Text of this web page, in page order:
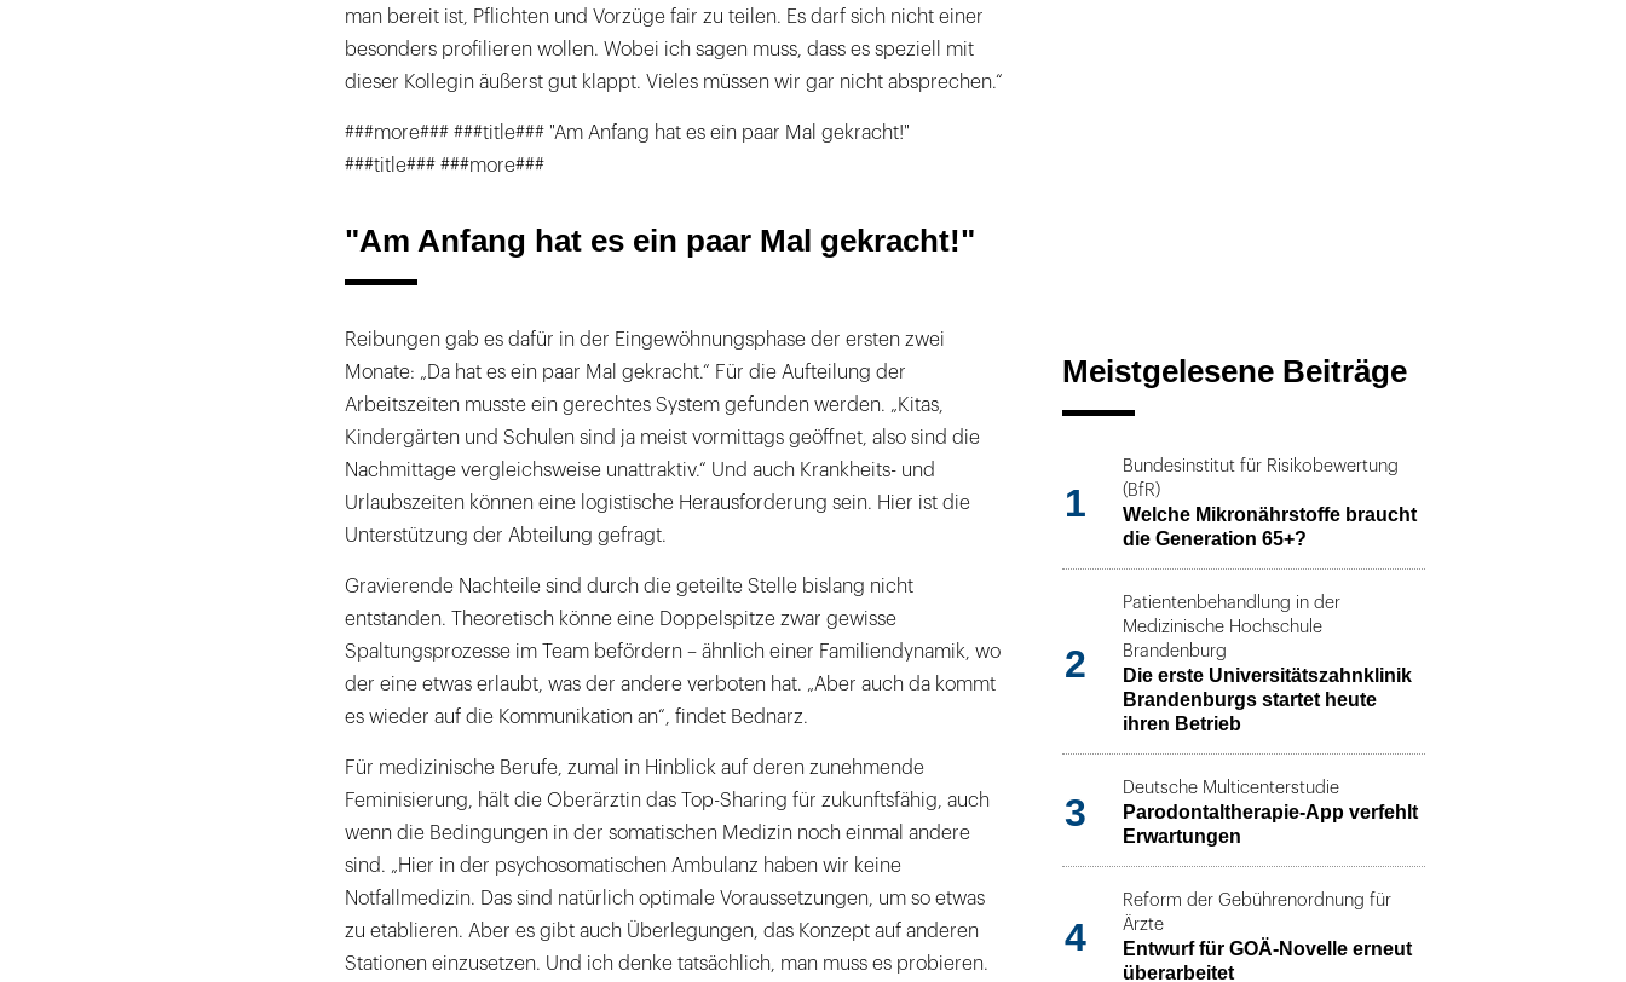
man bereit ist, Pflichten und Vorzüge fair zu teilen. Es darf sich nicht einer
besonders profilieren wollen. Wobei ich sagen muss, dass es speziell mit
dieser Kollegin äußerst gut klappt. Vieles müssen wir gar nicht absprechen.“
###more### ###title### "Am Anfang hat es ein paar Mal gekracht!"
###title### ###more###
"Am Anfang hat es ein paar Mal gekracht!"
Reibungen gab es dafür in der Eingewöhnungsphase der ersten zwei
Monate: „Da hat es ein paar Mal gekracht.“ Für die Aufteilung der
Arbeitszeiten musste ein gerechtes System gefunden werden. „Kitas,
Kindergärten und Schulen sind ja meist vormittags geöffnet, also sind die
Nachmittage vergleichsweise unattraktiv.“ Und auch Krankheits- und
Urlaubszeiten können eine logistische Herausforderung sein. Hier ist die
Unterstützung der Abteilung gefragt.
Gravierende Nachteile sind durch die geteilte Stelle bislang nicht
entstanden. Theoretisch könne eine Doppelspitze zwar gewisse
Spaltungsprozesse im Team befördern – ähnlich einer Familiendynamik, wo
der eine etwas erlaubt, was der andere verboten hat. „Aber auch da kommt
es wieder auf die Kommunikation an“, findet Bednarz.
Für medizinische Berufe, zumal in Hinblick auf deren zunehmende
Feminisierung, hält die Oberärztin das Top-Sharing für zukunftsfähig, auch
wenn die Bedingungen in der somatischen Medizin noch einmal andere
sind. „Hier in der psychosomatischen Ambulanz haben wir keine
Notfallmedizin. Das sind natürlich optimale Voraussetzungen, um so etwas
zu etablieren. Aber es gibt auch Überlegungen, das Konzept auf anderen
Stationen einzusetzen. Und ich denke tatsächlich, man muss es probieren.
Meistgelesene Beiträge
1
Bundesinstitut für Risikobewertung
(BfR)
Welche Mikronährstoffe braucht
die Generation 65+?
2
Patientenbehandlung in der
Medizinische Hochschule
Brandenburg
Die erste Universitätszahnklinik
Brandenburgs startet heute
ihren Betrieb
3
Deutsche Multicenterstudie
Parodontaltherapie-App verfehlt
Erwartungen
4
Reform der Gebührenordnung für
Ärzte
Entwurf für GOÄ-Novelle erneut
überarbeitet